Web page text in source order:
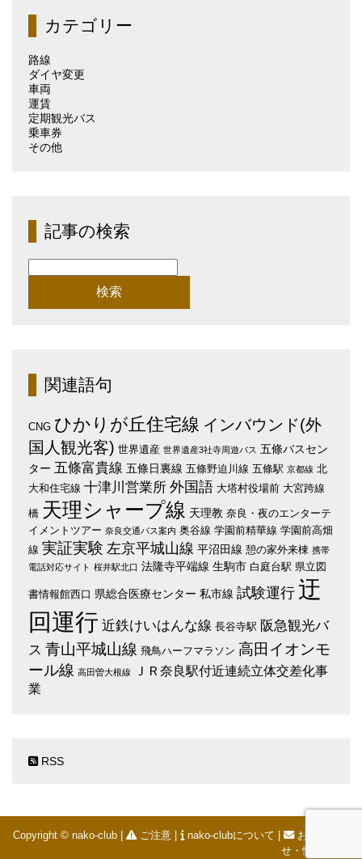
（月
別）カテゴリー
路線
ダイヤ変更
車両
運賃
定期観光バス
乗車券
その他
記事の検索
索:
関連語句
CNG ひかりが丘住宅線 インバウンド(外
国人観光客) 世界遺産 世界遺産3社寺周遊バス 五條バスセン
ター 五條富貴線 五條日裏線 五條野迫川線 五條駅 京都線 北
大和住宅線 十津川営業所 外国語 大塔村役場前 大宮跨線
橋 天理シャープ線 天理教 奈良・夜のエンターテ
イメントツアー 奈良交通バス案内 奥谷線 学園前精華線 学園前高畑
線 実証実験 左京平城山線 平沼田線 憩の家外来棟 携帯
電話対応サイト 桜井駅北口 法隆寺平端線 生駒市 白庭台駅 県立図
書情報館西口 県総合医療センター 私市線 試験運行 迂
回運行 近鉄けいはんな線 長谷寺駅 阪急観光バ
ス 青山平城山線 飛鳥ハーフマラソン 高田イオンモ
ール線 高田曽大根線
ＪＲ奈良駅付近連続立体交差化事
業
RSS
Copyright © nako-club | ご注意 nako-clubについて
お問い合わ
せ・情報提供